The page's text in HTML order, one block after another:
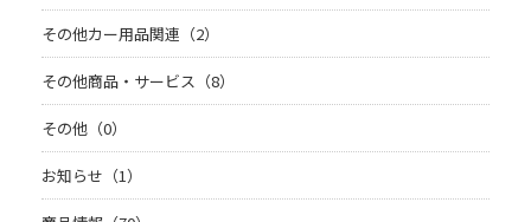
その他カー用品関連（2）
その他商品・サービス（8）
その他（0）
お知らせ（1）